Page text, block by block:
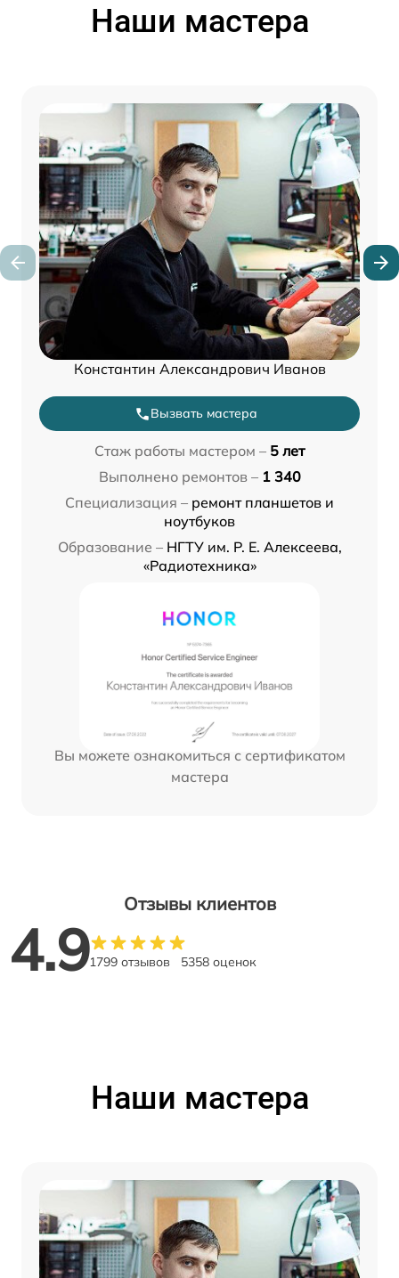
Наши мастера
Константин Александрович Иванов
Вызвать мастера
Стаж работы мастером – 5 лет
Выполнено ремонтов – 1 340
Специализация – ремонт планшетов и
ноутбуков
Образование – НГТУ им. Р. Е. Алексеева,
«Радиотехника»
Вы можете ознакомиться с сертификатом
мастера
Отзывы клиентов
4.91799 отзывов 5358 оценок
Наши мастера